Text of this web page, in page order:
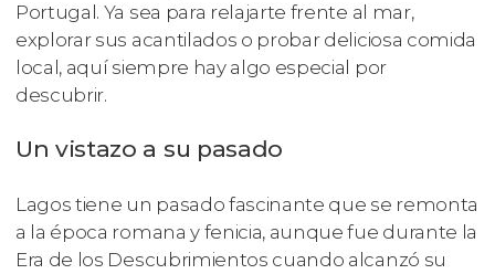
Portugal. Ya sea para relajarte frente al mar,
explorar sus acantilados o probar deliciosa comida
local, aquí siempre hay algo especial por
descubrir.
Un vistazo a su pasado
Lagos tiene un pasado fascinante que se remonta
a la época romana y fenicia, aunque fue durante la
Era de los Descubrimientos cuando alcanzó su